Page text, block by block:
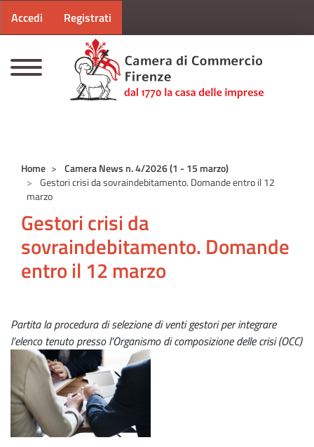
Menu profilo utente
Accedi Registrati
Home
Camera News n. 4/2026 (1 - 15 marzo)
Gestori crisi da sovraindebitamento. Domande entro il 12
marzo
Gestori crisi da
sovraindebitamento. Domande
entro il 12 marzo
Partita la procedura di selezione di venti gestori per integrare
l’elenco tenuto presso l’Organismo di composizione delle crisi (OCC)